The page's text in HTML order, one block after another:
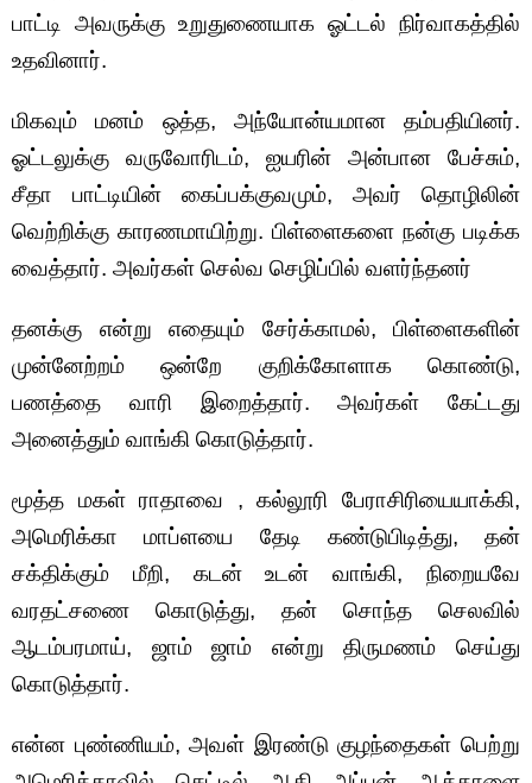
பாட்டி அவருக்கு உறுதுணையாக ஓட்டல் நிர்வாகத்தில்
உதவினார்.
மிகவும் மனம் ஒத்த, அந்யோன்யமான தம்பதியினர்.
ஓட்டலுக்கு வருவோரிடம், ஐயரின் அன்பான பேச்சும்,
சீதா பாட்டியின் கைப்பக்குவமும், அவர் தொழிலின்
வெற்றிக்கு காரணமாயிற்று. பிள்ளைகளை நன்கு படிக்க
வைத்தார். அவர்கள் செல்வ செழிப்பில் வளர்ந்தனர்
தனக்கு என்று எதையும் சேர்க்காமல், பிள்ளைகளின்
முன்னேற்றம் ஒன்றே குறிக்கோளாக கொண்டு,
பணத்தை வாரி இறைத்தார். அவர்கள் கேட்டது
அனைத்தும் வாங்கி கொடுத்தார்.
மூத்த மகள் ராதாவை , கல்லூரி பேராசிரியையாக்கி,
அமெரிக்கா மாப்ளயை தேடி கண்டுபிடித்து, தன்
சக்திக்கும் மீறி, கடன் உடன் வாங்கி, நிறையவே
வரதட்சணை கொடுத்து, தன் சொந்த செலவில்
ஆடம்பரமாய், ஜாம் ஜாம் என்று திருமணம் செய்து
கொடுத்தார்.
என்ன புண்ணியம், அவள் இரண்டு குழந்தைகள் பெற்று